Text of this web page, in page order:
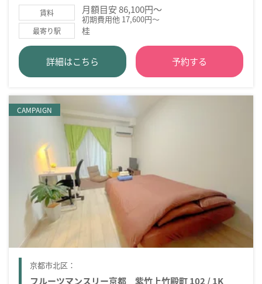
賃料 月額目安 86,100円～
初期費用他 17,600円～
最寄り駅 桂
詳細はこちら 予約する
CAMPAIGN
京都市北区：
フルーツマンスリー京都 紫竹上竹殿町 102 / 1K